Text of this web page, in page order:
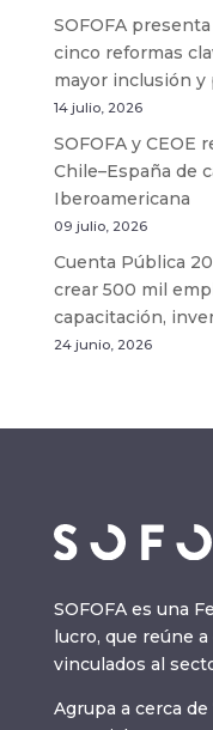
SOFOFA
cinco reformas
mayor inclusión y
14 julio, 2026
SOFOFA y CEOE
Chile–España de
Iberoamericana
09 julio, 2026
Cuenta Pública
crear 500 mil
capacitación,
24 junio, 2026
SOFOFA es una
lucro, que reúne
vinculados al
Agrupa a cerca